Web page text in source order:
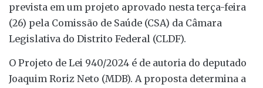
prevista em um projeto aprovado nesta terça-feira
(26) pela Comissão de Saúde (CSA) da Câmara
Legislativa do Distrito Federal (CLDF).
O Projeto de Lei 940/2024 é de autoria do deputado
Joaquim Roriz Neto (MDB). A proposta determina a